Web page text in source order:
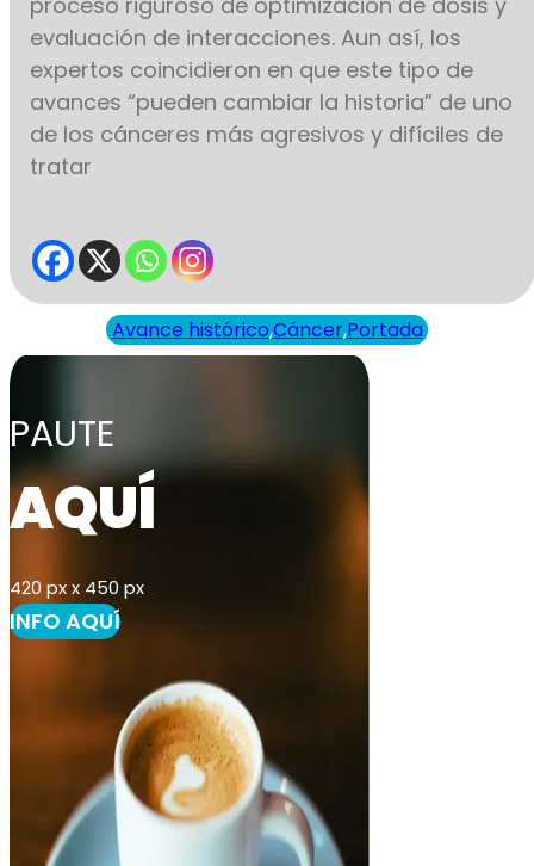
evaluación de interacciones. Aun así, los
expertos coincidieron en que este tipo de
avances “pueden cambiar la historia” de uno
de los cánceres más agresivos y difíciles de
tratar
Avance histórico,Cáncer,Portada
PAUTE
AQUÍ
420 px x 450 px
INFO AQUÍ